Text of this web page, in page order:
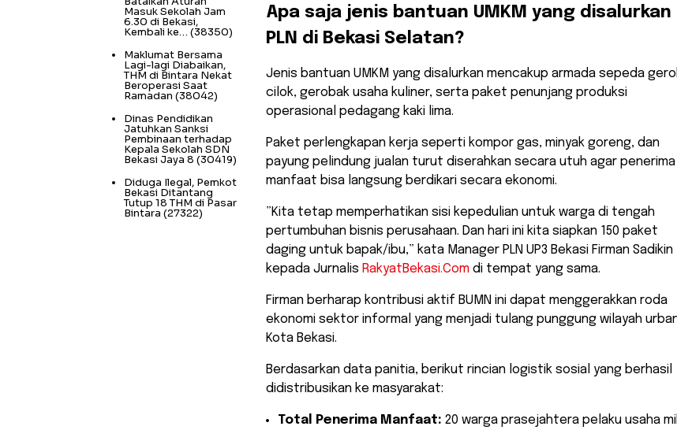
​Apa saja jenis bantuan UMKM yang disalurkan
PLN di Bekasi Selatan?
​Jenis bantuan UMKM yang disalurkan mencakup armada sepeda
cilok, gerobak usaha kuliner, serta paket penunjang produksi
operasional pedagang kaki lima.
Paket perlengkapan kerja seperti kompor gas, minyak goreng, dan
payung pelindung jualan turut diserahkan secara utuh agar penerima
manfaat bisa langsung berdikari secara ekonomi.
​”Kita tetap memperhatikan sisi kepedulian untuk warga di tengah
pertumbuhan bisnis perusahaan. Dan hari ini kita siapkan 150 paket
daging untuk bapak/ibu,” kata Manager PLN UP3 Bekasi Firman Sadikin
kepada Jurnalis RakyatBekasi.Com di tempat yang sama.
​Firman berharap kontribusi aktif BUMN ini dapat menggerakkan roda
ekonomi sektor informal yang menjadi tulang punggung wilayah
Kota Bekasi.
Berdasarkan data panitia, berikut rincian logistik sosial yang berhasil
didistribusikan ke masyarakat:
Total Penerima Manfaat: 20 warga prasejahtera pelaku usaha
Masuk Sekolah Jam
6.30 di Bekasi,
Kembali ke… (38350)
Maklumat Bersama
Lagi-lagi Diabaikan,
THM di Bintara Nekat
Beroperasi Saat
Ramadan (38042)
Dinas Pendidikan
Jatuhkan Sanksi
Pembinaan terhadap
Kepala Sekolah SDN
Bekasi Jaya 8 (30419)
Diduga Ilegal, Pemkot
Bekasi Ditantang
Tutup 18 THM di Pasar
Bintara (27322)